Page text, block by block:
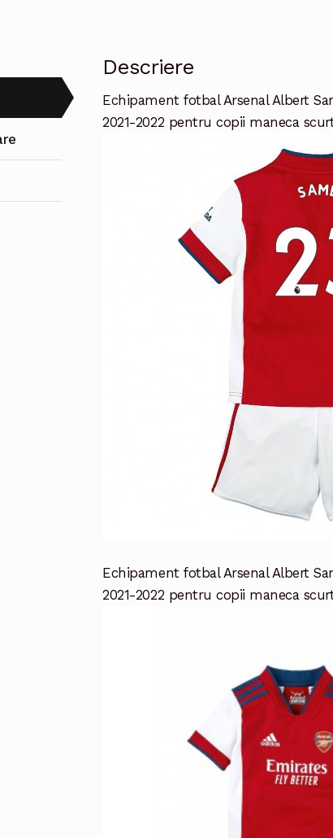
Pantaloni
scurti)
Descriere
Echipament fotbal Arsenal Albert
2021-2022 pentru copii maneca
Echipament fotbal Arsenal Albert
2021-2022 pentru copii maneca